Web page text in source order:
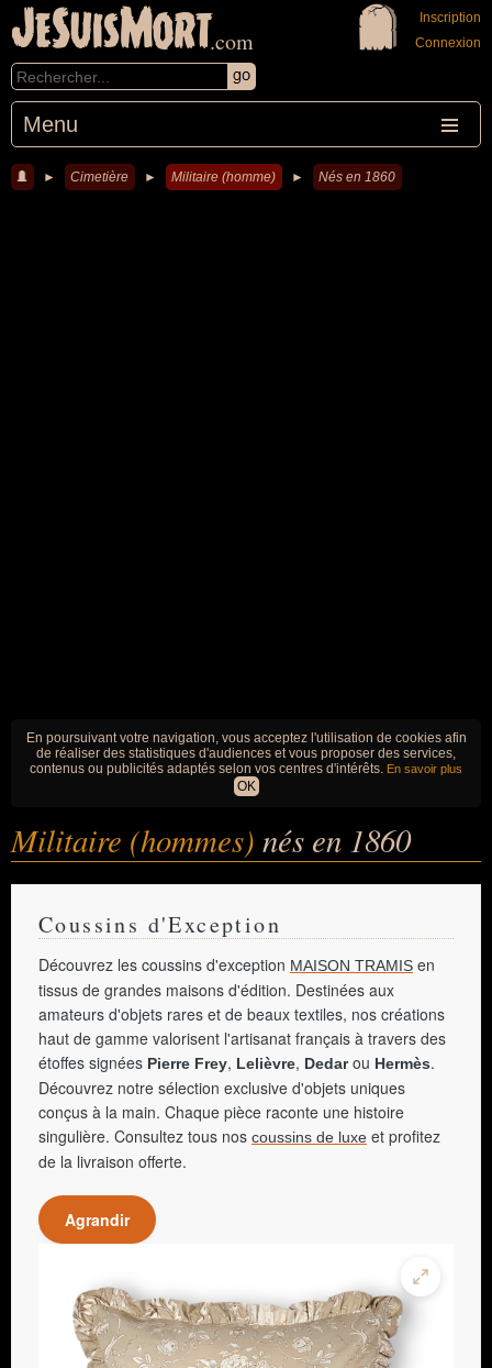
JeSuisMort.com
Menu
Inscription
Connexion
► Cimetière ► Militaire (homme) ► Nés en 1860
En poursuivant votre navigation, vous acceptez l'utilisation de cookies afin
de réaliser des statistiques d'audiences et vous proposer des services,
contenus ou publicités adaptés selon vos centres d'intérêts. En savoir plus
OK
Militaire (hommes) nés en 1860
Coussins d'Exception
Découvrez les coussins d'exception MAISON TRAMIS en
tissus de grandes maisons d'édition. Destinées aux
amateurs d'objets rares et de beaux textiles, nos créations
haut de gamme valorisent l'artisanat français à travers des
étoffes signées Pierre Frey, Lelièvre, Dedarou Hermès.
Découvrez notre sélection exclusive d'objets uniques
conçus à la main. Chaque pièce raconte une histoire
singulière. Consultez tous nos coussins de luxe et profitez
de la livraison offerte.
Agrandir